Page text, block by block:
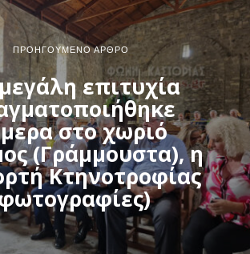
ΠΡΟΗΓΟΎΜΕΝΟ ΆΡΘΡΟ
επιτυχία
στο χωριό
(Γράμμουστα), η
Κτηνοτροφίας